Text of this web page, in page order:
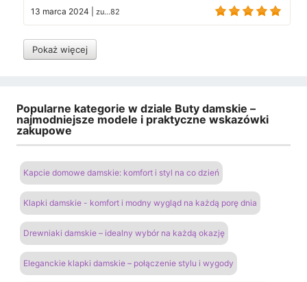
13 marca 2024 zu...82
Pokaż więcej
Popularne kategorie w dziale Buty damskie –
najmodniejsze modele i praktyczne wskazówki
zakupowe
Kapcie domowe damskie: komfort i styl na co dzień
Klapki damskie - komfort i modny wygląd na każdą porę dnia
Drewniaki damskie – idealny wybór na każdą okazję
Eleganckie klapki damskie – połączenie stylu i wygody